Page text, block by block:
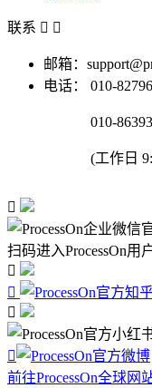
联系  
邮箱：
电话：
010-
010-
(工作日

扫码进入ProcessOn用




前往ProcessOn全球网